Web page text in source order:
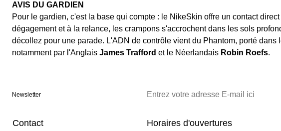
AVIS DU GARDIEN
Pour le gardien, c'est la base qui compte : le NikeSkin offre un contact direct
dégagement et à la relance, les crampons s'accrochent dans les sols
décollez pour une parade. L'ADN de contrôle vient du Phantom, porté dans
notamment par l'Anglais James Trafford et le Néerlandais Robin Roefs.
Newsletter
Contact Horaires d'ouvertures